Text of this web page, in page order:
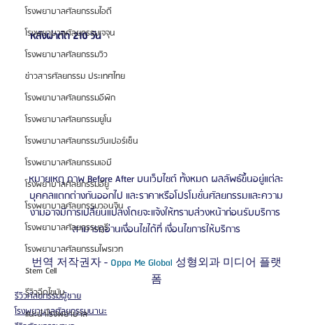
โรงพยาบาลศัลยกรรมไอดี
โรงพยาบาลศัลยกรรมเจจุน
โรงพยาบาลศัลยกรรมวิว
ข่าวสารศัลยกรรม ประเทศไทย
โรงพยาบาลศัลยกรรมอีพิก
โรงพยาบาลศัลยกรรมยูโน
โรงพยาบาลศัลยกรรมวันเปอร์เซ็น
โรงพยาบาลศัลยกรรมเอบี
โรงพยาบาลศัลยกรรมอียู
โรงพยาบาลศัลยกรรมวอนจิน
โรงพยาบาลศัลยกรรมอูรี
โรงพยาบาลศัลยกรรมไพรเวท
Stem Cell
รีวิวฉีดไขมัน
แนะนำโรงพยาบาล
หลังผ่าตัด 210 วัน
หมายเหตุ ภาพ Before After บนเว็บไซต์ ทั้งหมด ผลลัพธ์ขึ้นอยู่แต่ละ
บุคคลแตกต่างกันออกไป และราคาหรือโปรโมชั่นศัลยกรรมและความ
งามอาจมีการเปลี่ยนแปลงโดยจะแจ้งให้ทราบล่วงหน้าก่อนรับบริการ
สามารถอ่านเงื่อนไขได้ที่ เงื่อนไขการให้บริการ
번역 저작권자 - Oppa Me Global 성형외과 미디어 플랫
폼
รีวิวศัลยกรรมผู้ชาย
โรงพยาบาลศัลยกรรมนานะ